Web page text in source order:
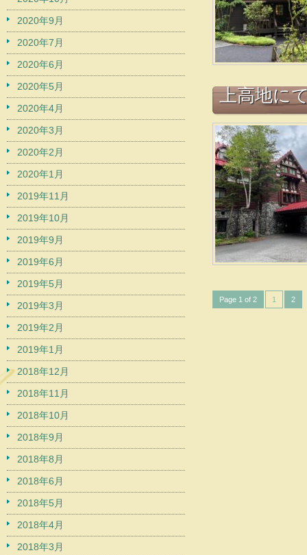
上高地に
Page 1 of 2 1 2
2020年9月
2020年7月
2020年6月
2020年5月
2020年4月
2020年3月
2020年2月
2020年1月
2019年11月
2019年10月
2019年9月
2019年6月
2019年5月
2019年3月
2019年2月
2019年1月
2018年12月
2018年11月
2018年10月
2018年9月
2018年8月
2018年6月
2018年5月
2018年4月
2018年3月